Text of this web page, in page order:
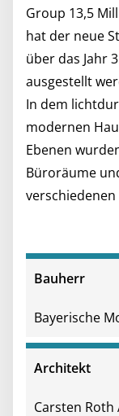
Group 13,5
hat der neue
über das Jahr
ausgestellt
In dem
modernen
Ebenen
Büroräume
Bauherr
Bayerische
Architekt
Carsten